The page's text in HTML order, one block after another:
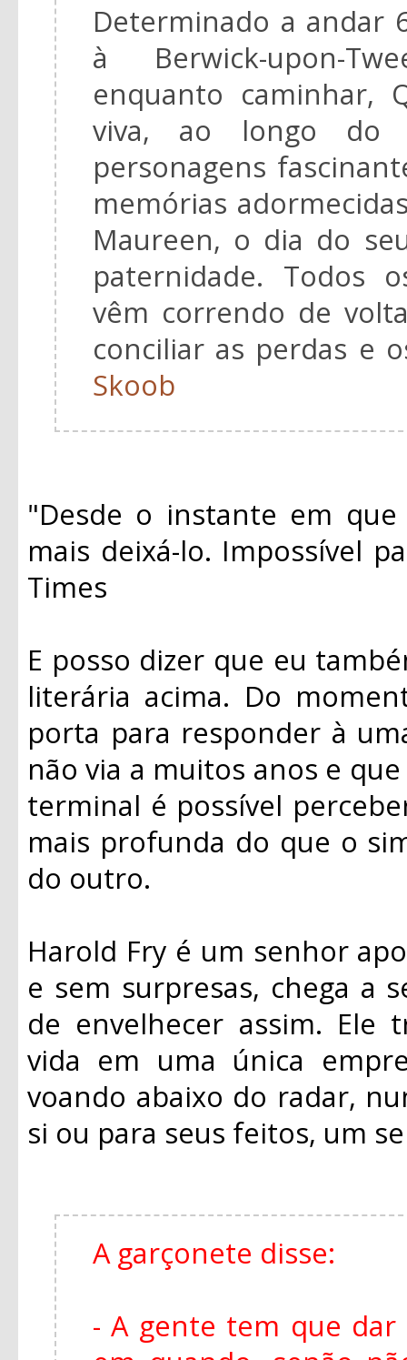
Determinado a andar
à Berwick-upon-
enquanto caminhar,
viva, ao longo do
personagens
memórias
Maureen, o dia do
paternidade. Todos
vêm correndo de
conciliar as perdas e
Skoob
"Desde o instante em
mais deixá-lo. Impossível
Times
E posso dizer que eu
literária acima. Do
porta para responder à
não via a muitos anos e
terminal é possível
mais profunda do que o
do outro.
Harold Fry é um senhor
e sem surpresas, chega a
de envelhecer assim. Ele
vida em uma única
voando abaixo do radar,
si ou para seus feitos, um
A garçonete disse:
- A gente tem que